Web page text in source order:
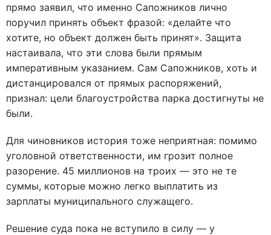
прямо заявил, что именно Сапожников лично
поручил принять объект фразой: «делайте что
хотите, но объект должен быть принят». Защита
настаивала, что эти слова были прямым
императивным указанием. Сам Сапожников, хоть и
дистанцировался от прямых распоряжений,
признал: цели благоустройства парка достигнуты не
были.
Для чиновников история тоже неприятная: помимо
уголовной ответственности, им грозит полное
разорение. 45 миллионов на троих — это не те
суммы, которые можно легко выплатить из
зарплаты муниципального служащего.
Решение суда пока не вступило в силу — у